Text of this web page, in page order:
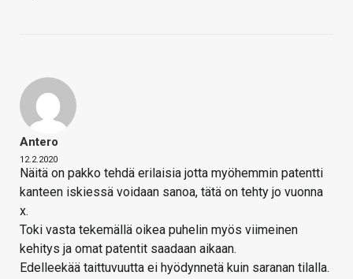
Antero
12.2.2020
Näitä on pakko tehdä erilaisia jotta myöhemmin patentti
kanteen iskiessä voidaan sanoa, tätä on tehty jo vuonna
x.
Toki vasta tekemällä oikea puhelin myös viimeinen
kehitys ja omat patentit saadaan aikaan.
Edelleekää taittuvuutta ei hyödynnetä kuin saranan tilalla.